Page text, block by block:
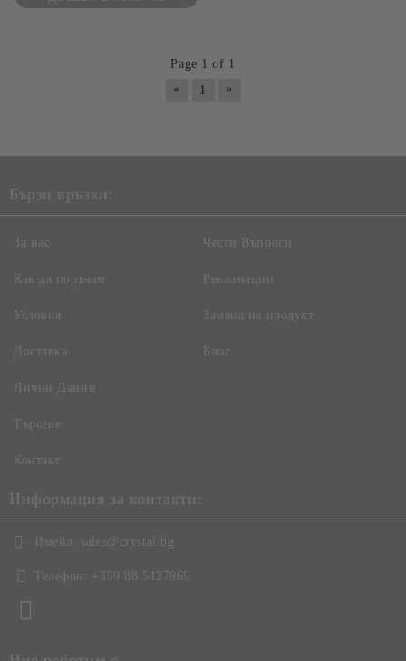
Page 1 of 1
«
1 »
Бързи връзки:
За нас
Как да поръчам
Условия
Доставка
Чести Въпроси
Рекламации
Замяна на продукт
Блог
Лични Данни
Търсене
Контакт
Информация за контакти:
Имейл: sales@crystal.bg
Телефон: +359 88 5127969